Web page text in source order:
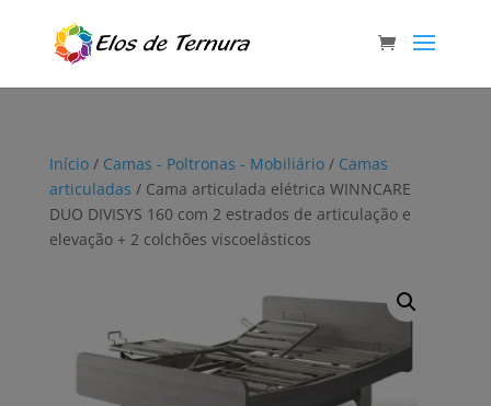
Início/ Camas - Poltronas - Mobiliário/ Camas
articuladas / Cama articulada elétrica WINNCARE
DUO DIVISYS 160 com 2 estrados de articulação e
elevação + 2 colchões viscoelásticos